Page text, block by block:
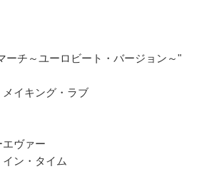
ーチ～ユーロビート・バージョン～"
イキング・ラブ
ヴァー
ン・タイム